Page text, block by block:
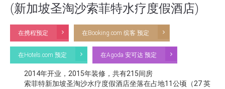
(新加坡圣淘沙索菲特水疗度假酒店)
在携程预定 在Booking.com 缤客 预定
在Hotels.com 预定 在Agoda 安可达 预定
2014年开业，2015年装修，共有215间房
索菲特新加坡圣淘沙水疗度假酒店坐落在占地11公顷（27 英